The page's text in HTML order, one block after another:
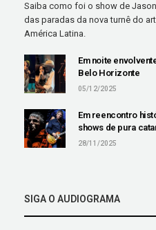
Saiba como foi o show de
das paradas da nova turnê do
América Latina.
Em noite
Belo Horizonte
05/12/2025
Em reencontro
shows de pura
28/11/2025
SIGA O AUDIOGRAMA